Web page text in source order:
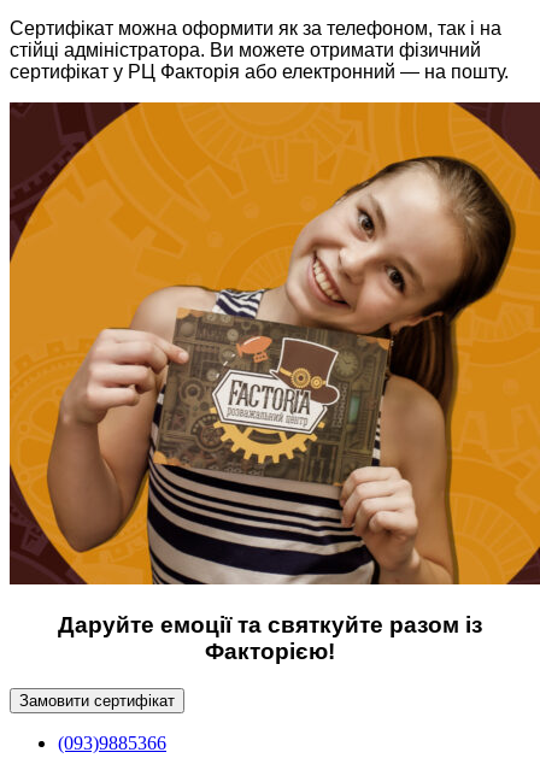
Сертифікат можна оформити як за телефоном, так і на
стійці адміністратора. Ви можете отримати фізичний
сертифікат у РЦ Факторія або електронний — на пошту.
Даруйте емоції та святкуйте разом із
Факторією!
Замовити сертифікат
(093)9885366